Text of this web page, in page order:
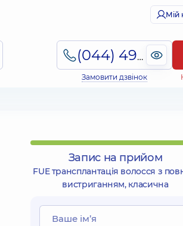
Мій
(044) 495-2-888
Замовити дзвінок
Запис на прийом
FUE трансплантація волосся з
вистриганням, класична